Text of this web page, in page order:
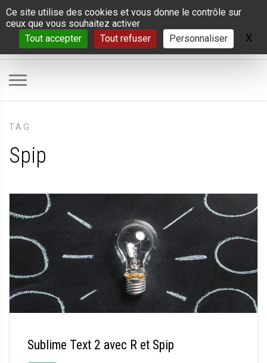
Panneau de gestion des cookies
Ce site utilise des cookies et vous donne le contrôle sur
ceux que vous souhaitez activer
Tout accepter
Tout refuser Personnaliser X
TAG
Spip
Sublime Text 2 avec R et Spip